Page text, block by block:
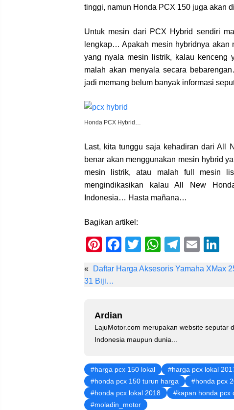
tinggi, namun Honda PCX 150 juga akan
Untuk mesin dari PCX Hybrid sendiri
lengkap… Apakah mesin hybridnya akan
yang nyala mesin listrik, kalau kenceng
malah akan menyala secara
jadi memang belum banyak informasi
Honda PCX Hybrid…
Last, kita tunggu saja kehadiran dari
benar akan menggunakan mesin hybrid
mesin listrik, atau malah full mesin
mengindikasikan kalau All New
Indonesia… Hasta mañana…
Bagikan artikel:
Pi
er
F
c
o
o
T
tt
W
at
p
p
T
e
m
E
ail k
n
«
Daftar Harga Aksesoris Yamaha XMax
31 Biji…
Ardian
LajuMotor.com merupakan website seputar
Indonesia maupun dunia...
harga pcx 150 lokal harga pcx lokal
honda pcx 150 turun harga
honda pcx
honda pcx lokal 2018
kapan honda pcx
moladin_motor